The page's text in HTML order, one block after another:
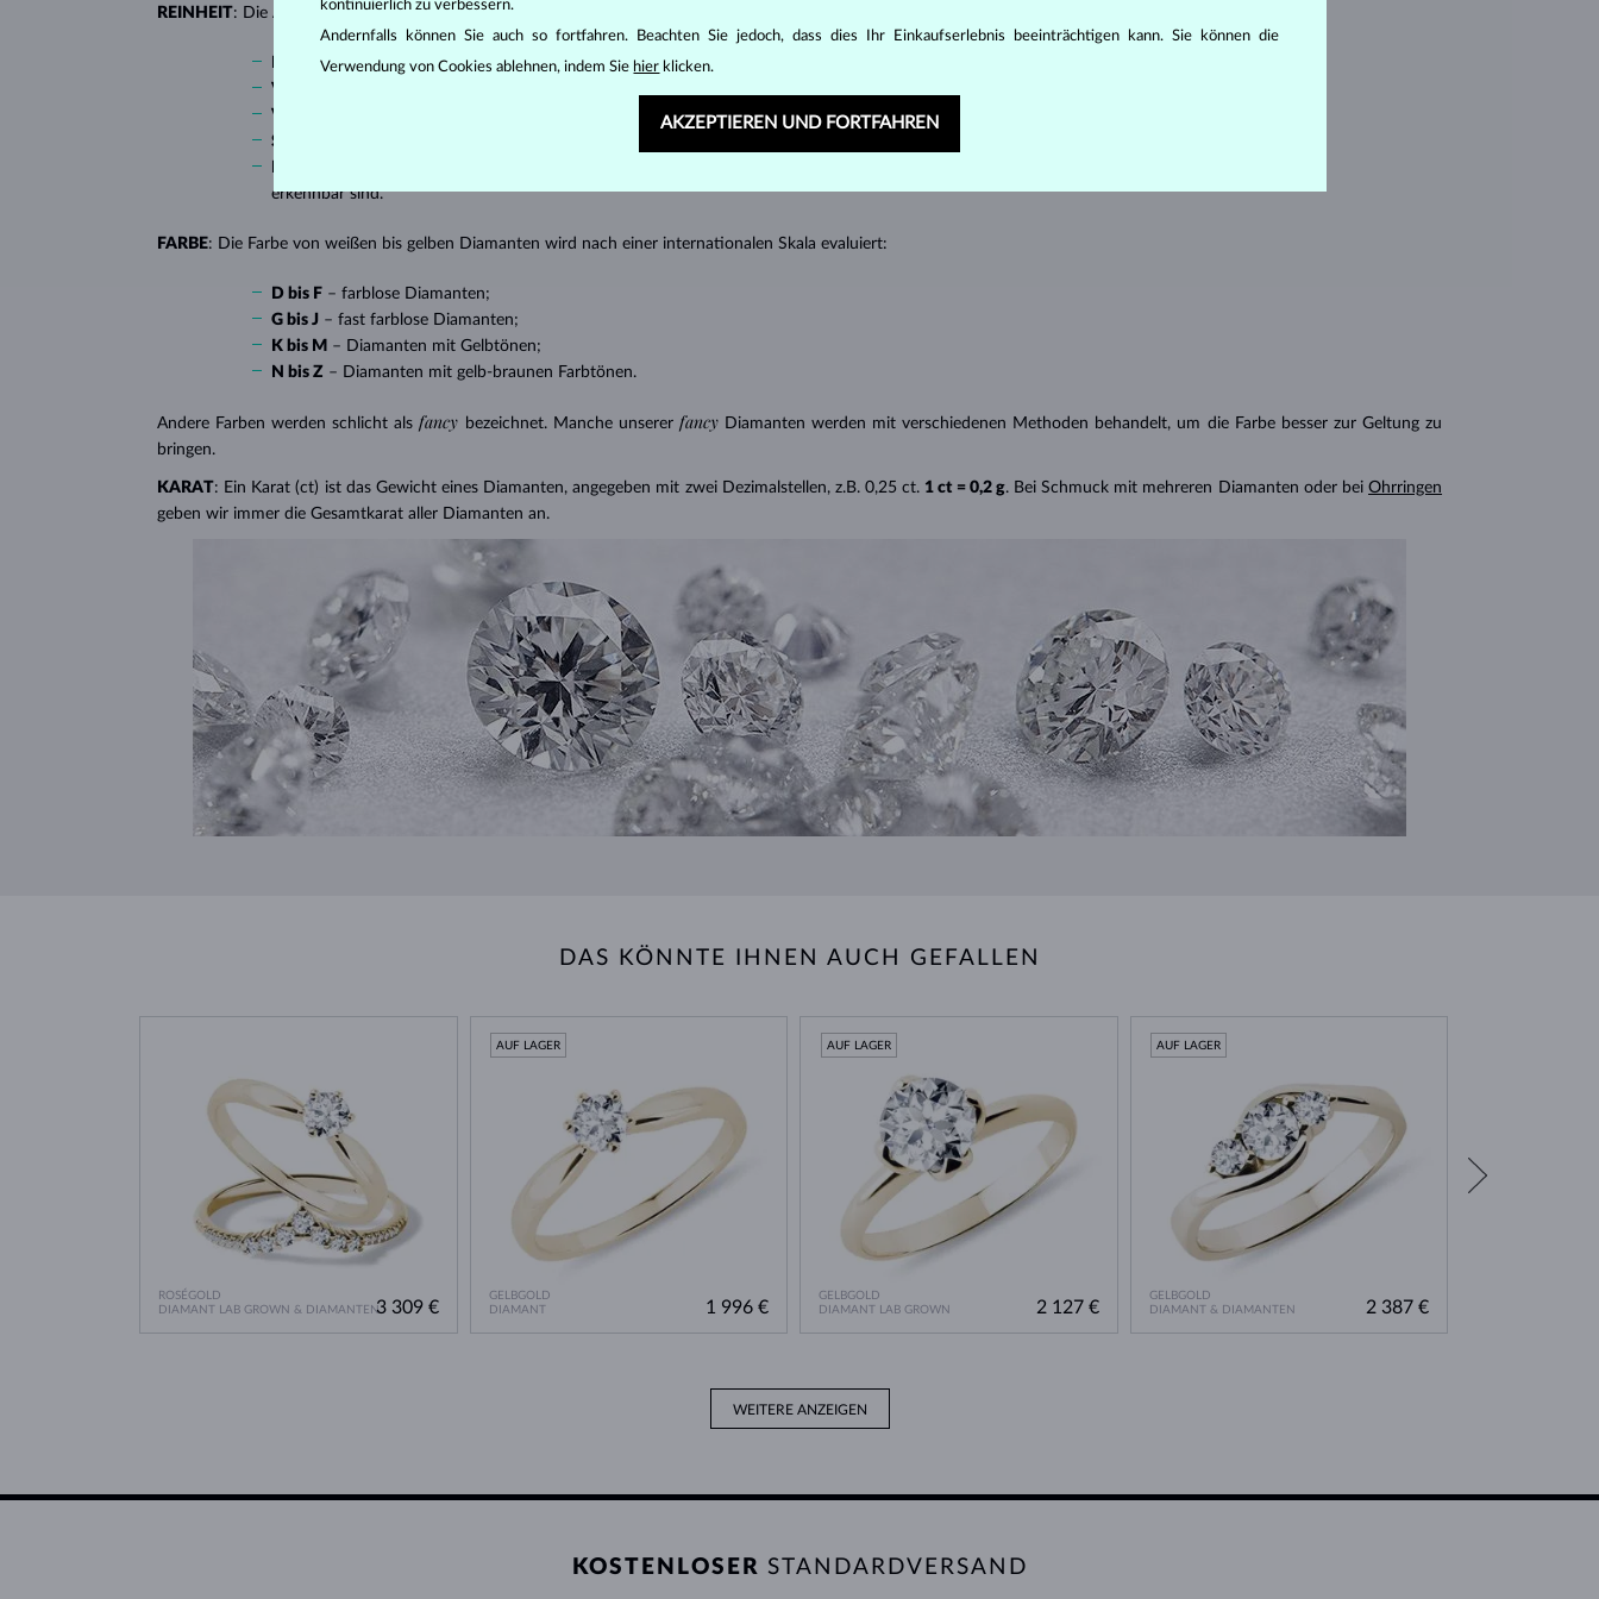
REINHEIT: Die Anzahl, Größe und Verteilung sogenannter “Einschlüsse” oder innerer Unreinheiten eines Diamanten bestimmen seine Reinheit:
(Internally Flawless) – absolut transparente Diamanten ohne Einschlüsse,
VVS 1, VVS 2
VS 1, VS 2
(Very Slightly Included) – Diamanten mit kleinen Einschlüssen,
SI 1, SI 2
erkennbar sind.
FARBE: Die Farbe von weißen bis gelben Diamanten wird nach einer internationalen Skala evaluiert:
D bis F – farblose Diamanten;
G bis J – fast farblose Diamanten;
K bis M – Diamanten mit Gelbtönen;
N bis Z – Diamanten mit gelb-braunen Farbtönen.
Andere Farben werden schlicht als fancy bezeichnet. Manche unserer fancy Diamanten werden mit verschiedenen Methoden behandelt, um die Farbe besser zur Geltung zu
bringen.
KARAT: Ein Karat (ct) ist das Gewicht eines Diamanten, angegeben mit zwei Dezimalstellen, z.B. 0,25 ct. 1 ct = 0,2 g. Bei Schmuck mit mehreren Diamanten oder bei Ohrringen
geben wir immer die Gesamtkarat aller Diamanten an.
DAS KÖNNTE IHNEN AUCH GEFALLEN
ROSÉGOLD
DIAMANT LAB GROWN & DIAMANTEN3 309 €
GELBGOLD
DIAMANT
AUF LAGER
1 996 €
GELBGOLD
DIAMANT LAB GROWN
AUF LAGER
2 127 €
GELBGOLD
DIAMANT & DIAMANTEN
AUF LAGER
2 387 €
WEITERE ANZEIGEN
KOSTENLOSER STANDARDVERSAND
kontinuierlich zu verbessern.
Andernfalls können Sie auch so fortfahren. Beachten Sie jedoch, dass dies Ihr Einkaufserlebnis beeinträchtigen kann. Sie können die
Verwendung von Cookies ablehnen, indem Sie hier klicken.
AKZEPTIEREN UND FORTFAHREN